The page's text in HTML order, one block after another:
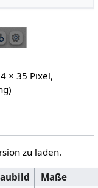
× 35 Pixel,
)
zu laden.
Maße